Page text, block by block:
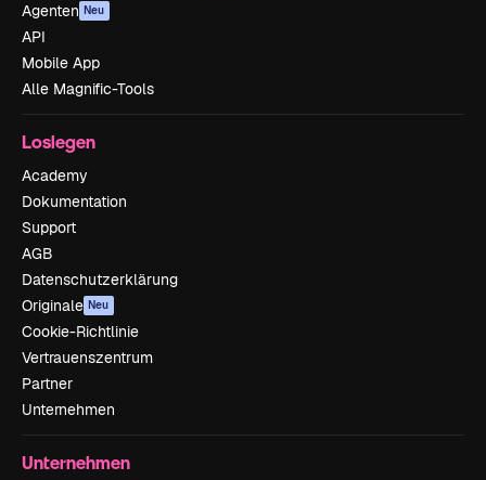
Agenten Neu
API
Mobile App
Alle Magnific-Tools
Loslegen
Academy
Dokumentation
Support
AGB
Datenschutzerklärung
Originale Neu
Cookie-Richtlinie
Vertrauenszentrum
Partner
Unternehmen
Unternehmen